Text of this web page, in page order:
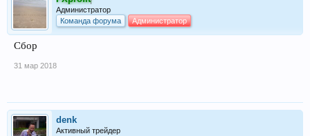
Администратор
Команда форума
Администратор
Сбор
31 мар 2018
denk
Активный трейдер